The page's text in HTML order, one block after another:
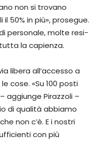
non si trovano
50% in più», prose­gue.
personale, molte resi­
la capienza.
libera all’accesso a
cose. «Su 100 posti
aggiunge Piraz­zoli –
di qualità abbiamo
non c’è. E i nostri
con più